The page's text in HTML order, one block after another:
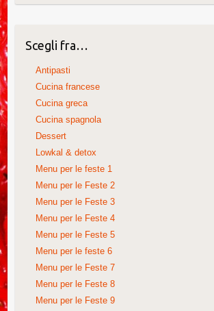
Scegli fra…
Antipasti
Cucina francese
Cucina greca
Cucina spagnola
Dessert
Lowkal & detox
Menu per le feste 1
Menu per le Feste 2
Menu per le Feste 3
Menu per le Feste 4
Menu per le Feste 5
Menu per le feste 6
Menu per le Feste 7
Menu per le Feste 8
Menu per le Feste 9